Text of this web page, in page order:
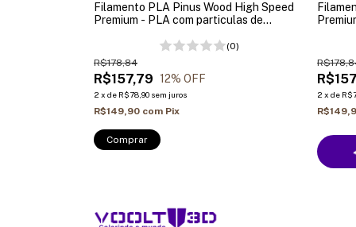
Filamento PLA Pinus Wood High Speed
Premium - PLA com particulas de
(0)
R$157,79
R$178,84
12% OFF
2 x de R$78,90 sem juros
R$149,90 com Pix
2 x de